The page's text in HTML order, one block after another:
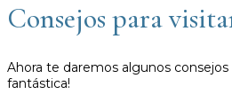
Consejos para
Ahora te daremos algunos
fantástica!